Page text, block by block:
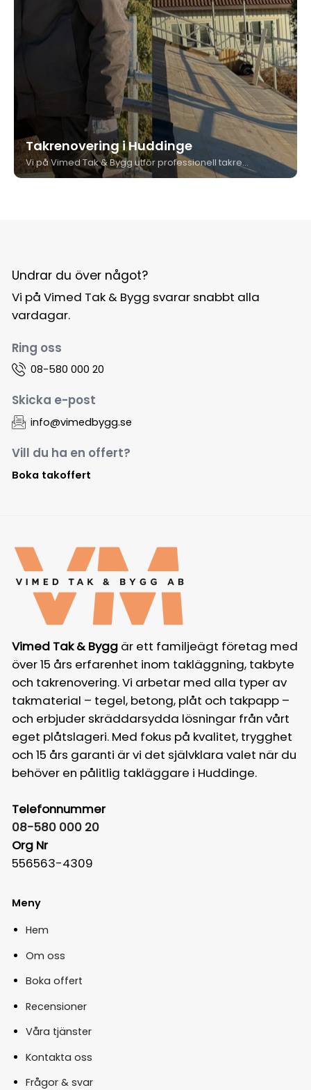
Takrenovering i Huddinge
Vi på Vimed Tak & Bygg utför professionell takrenovering i Huddinge för både villor och bostadsrättsföreningar. Med erfarna hantverkare, eget plåtslageri och 15 års garanti ser vi till att ditt tak håller i många år framöver - utan onödiga kostnader eller överraskningar.
Undrar du över något?
Vi på Vimed Tak & Bygg svarar snabbt alla
vardagar.
Ring oss
08-580 000 20
Skicka e-post
info@vimedbygg.se
Vill du ha en offert?
Boka takoffert
Vimed Tak & Byggär ett familjeägt företag med
över 15 års erfarenhet inom takläggning, takbyte
och takrenovering. Vi arbetar med alla typer av
takmaterial – tegel, betong, plåt och takpapp –
och erbjuder skräddarsydda lösningar från vårt
eget plåtslageri. Med fokus på kvalitet, trygghet
och 15 års garanti är vi det självklara valet när du
behöver en pålitlig takläggare i Huddinge.
Telefonnummer
08-580 000 20
Org Nr
556563-4309
Meny
Hem
Om oss
Boka offert
Recensioner
Våra tjänster
Kontakta oss
Frågor & svar